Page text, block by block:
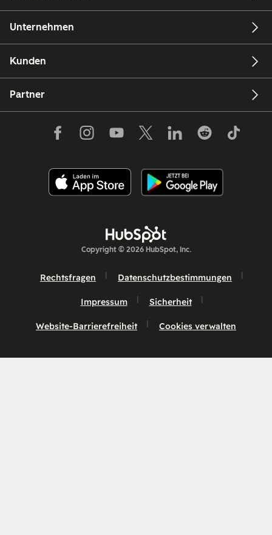
Unternehmen
Kunden
Partner
Copyright © 2026 HubSpot, Inc.
Rechtsfragen Datenschutzbestimmungen
Impressum Sicherheit
Website-Barrierefreiheit Cookies verwalten